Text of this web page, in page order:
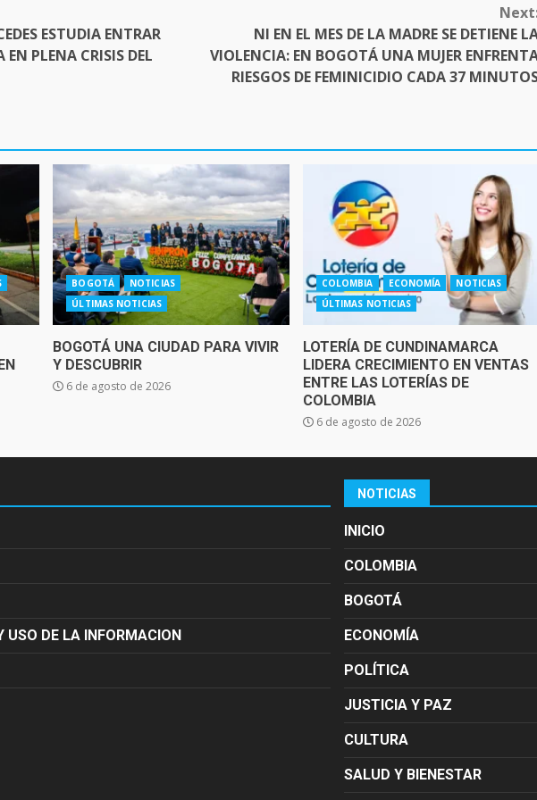
ESTUDIA ENTRAR
EN PLENA CRISIS DEL
NI EN EL MES DE LA MADRE SE DETIENE
VIOLENCIA: EN BOGOTÁ UNA MUJER
RIESGOS DE FEMINICIDIO CADA 37
BOGOTÁ
NOTICIAS
ÚLTIMAS NOTICIAS
BOGOTÁ UNA CIUDAD PARA VIVIR
Y DESCUBRIR
6 de agosto de 2026
COLOMBIA ECONOMÍA
NOTICIAS
ÚLTIMAS NOTICIAS
LOTERÍA DE CUNDINAMARCA
LIDERA CRECIMIENTO EN VENTAS
ENTRE LAS LOTERÍAS DE
COLOMBIA
6 de agosto de 2026
USO DE LA INFORMACION
NOTICIAS
INICIO
COLOMBIA
BOGOTÁ
ECONOMÍA
POLÍTICA
JUSTICIA Y PAZ
CULTURA
SALUD Y BIENESTAR